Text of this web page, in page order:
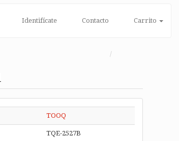
Identifícate Contacto Carrito
TOOQ
TQE-2527B